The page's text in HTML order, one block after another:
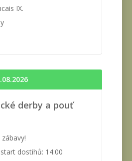
IX.
derby a pouť
dostihů: 14:00